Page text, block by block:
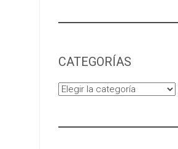
CATEGORÍAS
Categorías